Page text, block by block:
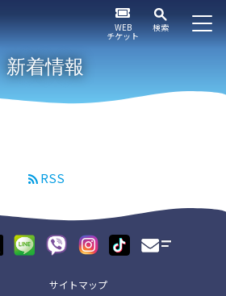
WEB
チケット
検索
新着情報
RSS
サイトマップ